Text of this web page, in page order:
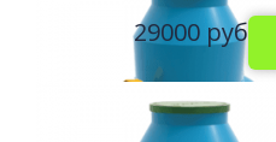
29000 руб